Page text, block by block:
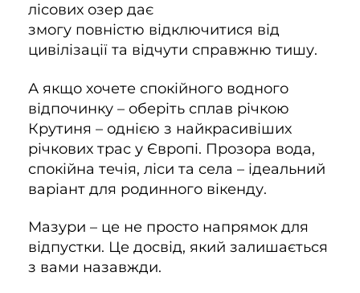
лісових озер дає
змогу повністю відключитися від
цивілізації та відчути справжню тишу.
А якщо хочете спокійного водного
відпочинку – оберіть сплав річкою
Крутиня – однією з найкрасивіших
річкових трас у Європі. Прозора вода,
спокійна течія, ліси та села – ідеальний
варіант для родинного вікенду.
Мазури – це не просто напрямок для
відпустки. Це досвід, який залишається
з вами назавжди.